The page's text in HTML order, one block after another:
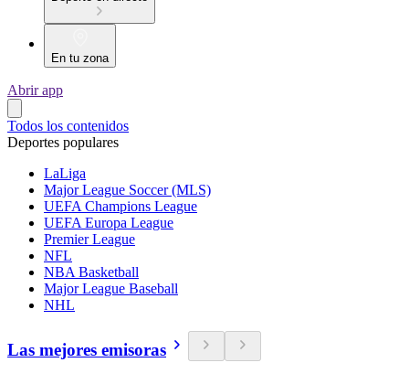
En tu zona
Abrir app
Todos los contenidos
Deportes populares
LaLiga
Major League Soccer (MLS)
UEFA Champions League
UEFA Europa League
Premier League
NFL
NBA Basketball
Major League Baseball
NHL
Las mejores emisoras